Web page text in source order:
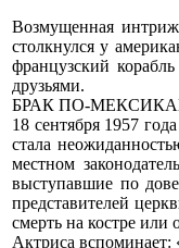
Возмущенная
столкнулся у
французский
друзьями.
БРАК ПО-
18 сентября 1957
стала
местном
выступавшие по
представителей
смерть на костре
Актриса вспоминает: